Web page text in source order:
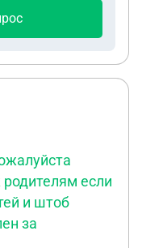
определении
без его
сейчас
если
и штоб
за